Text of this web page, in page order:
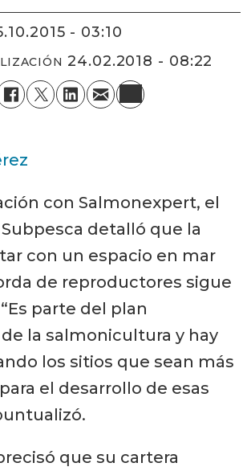
- 03:10
24.02.2018 - 08:22
con Salmonexpert, el
detalló que la
con un espacio en mar
de reproductores sigue
parte del plan
la salmonicultura y hay
los sitios que sean más
el desarrollo de esas
que su cartera